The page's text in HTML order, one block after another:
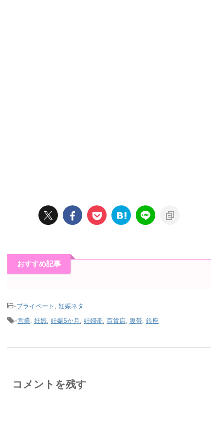
おすすめ記事
-プライベート
妊娠ネタ
-営業 妊娠 妊娠5か月 妊婦帯 百貨店 腹帯 銀座
コメントを残す